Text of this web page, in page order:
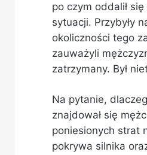
po czym oddalił
sytuacji. Przybyły
okoliczności tego
zauważyli
zatrzymany. Był
Na pytanie,
znajdował się
poniesionych strat
pokrywa silnika